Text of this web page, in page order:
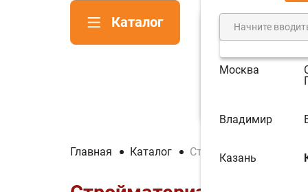
Каталог
Москва
Владимир
Казань
Главная Каталог Стройматериалы